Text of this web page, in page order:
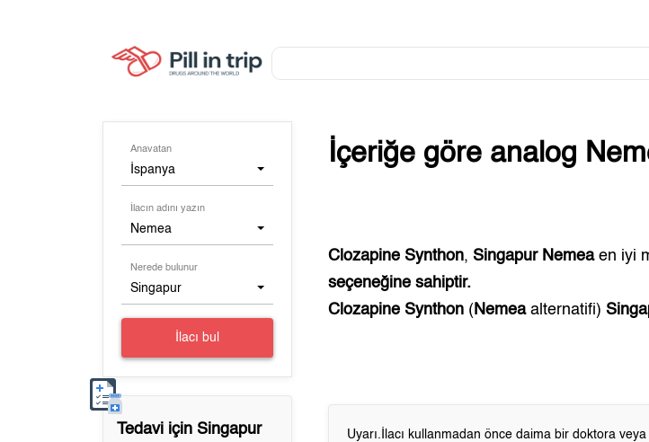
Anavatan
İspanya
İlacın adını yazın
Nemea
Nerede bulunur
Singapur
İlacı bul
Tedavi için Singapur
İçeriğe göre analog
Clozapine Synthon, Singapur Nemeaen iyi
seçeneğine sahiptir.
Clozapine Synthon ( Nemeaalternatifi)
Uyarı.İlacı kullanmadan önce daima bir doktora veya